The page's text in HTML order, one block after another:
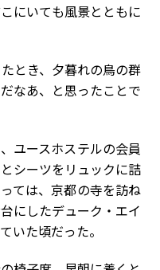
にいても風景とともに
とき、夕暮れの鳥の群
なあ、と思ったことで
ユースホステルの会員
シーツをリュックに詰
ては、京都の寺を訪ね
にしたデューク・エイ
いた頃だった。